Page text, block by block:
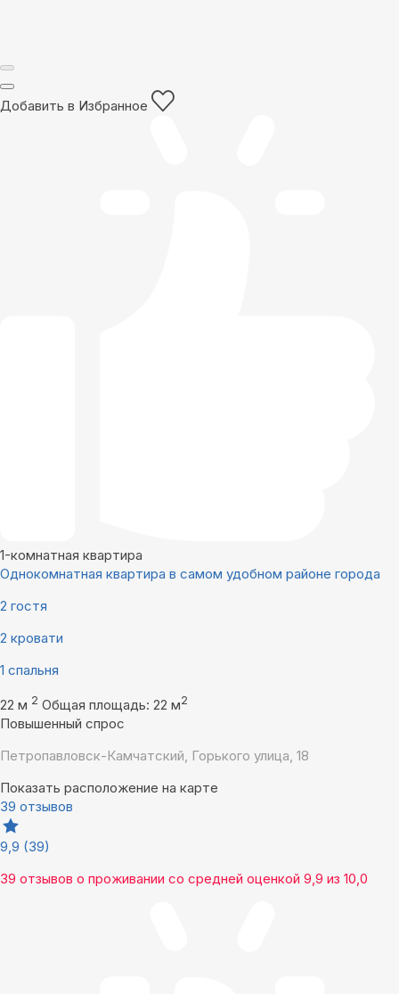
Добавить в Избранное
1-комнатная квартира
Однокомнатная квартира в самом удобном районе города
2 гостя
2 кровати
1 спальня
22 м 2 Общая площадь: 22 м2
Повышенный спрос
Петропавловск-Камчатский, Горького улица, 18
Показать расположение на карте
39 отзывов
9,9 (39)
39 отзывов о проживании со средней оценкой 9,9 из 10,0